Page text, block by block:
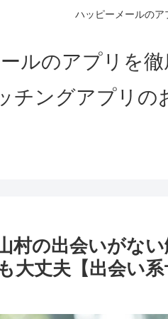
ハッピーメールの
ルのアプリを
チングアプリ
村の出会いがな
大丈夫【出会い